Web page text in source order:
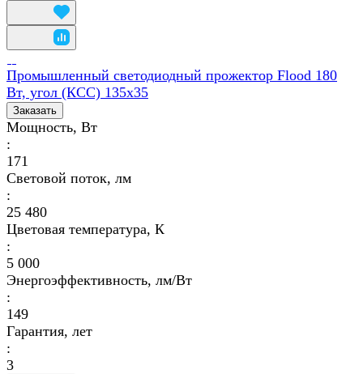
Промышленный светодиодный прожектор Flood 180
Вт, угол (КСС) 135х35
Заказать
Мощность, Вт
:
171
Световой поток, лм
:
25 480
Цветовая температура, К
:
5 000
Энергоэффективность, лм/Вт
:
149
Гарантия, лет
:
3